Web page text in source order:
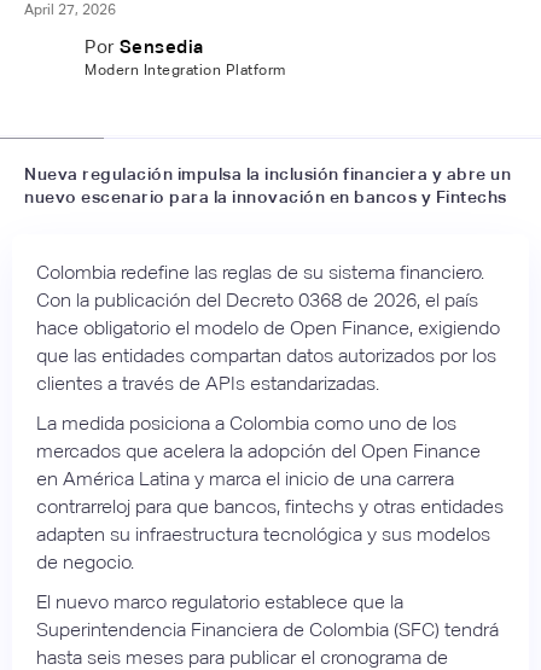
April 27, 2026
Por Sensedia
Modern Integration Platform
Nueva regulación impulsa la inclusión financiera y abre un
nuevo escenario para la innovación en bancos y Fintechs
Colombia redefine las reglas de su sistema financiero.
Con la publicación del Decreto 0368 de 2026, el país
hace obligatorio el modelo de Open Finance, exigiendo
que las entidades compartan datos autorizados por los
clientes a través de APIs estandarizadas.
La medida posiciona a Colombia como uno de los
mercados que acelera la adopción del Open Finance
en América Latina y marca el inicio de una carrera
contrarreloj para que bancos, fintechs y otras entidades
adapten su infraestructura tecnológica y sus modelos
de negocio.
El nuevo marco regulatorio establece que la
Superintendencia Financiera de Colombia (SFC) tendrá
hasta seis meses para publicar el cronograma de